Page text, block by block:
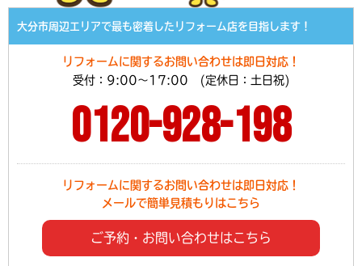
大分市周辺エリアで最も密着したリフォーム店を目指します！
リフォームに関するお問い合わせは即日対応！
受付：9:00～17:00 (定休日：土日祝)
0120-928-198
リフォームに関するお問い合わせは即日対応！
メールで簡単見積もりはこちら
ご予約・お問い合わせはこちら